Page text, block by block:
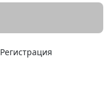
Регистрация